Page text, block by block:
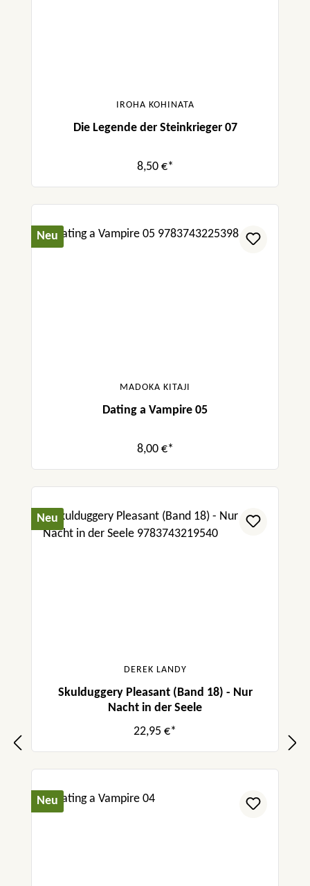
IROHA KOHINATA
Die Legende der Steinkrieger 07
8,50 €*
Neu
MADOKA KITAJI
Dating a Vampire 05
8,00 €*
Neu
DEREK LANDY
Skulduggery Pleasant (Band 18) - Nur
Nacht in der Seele
22,95 €*
Neu